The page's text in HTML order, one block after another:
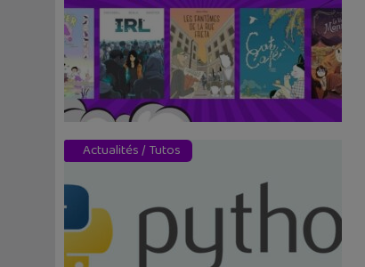
Actualités/ Tutos